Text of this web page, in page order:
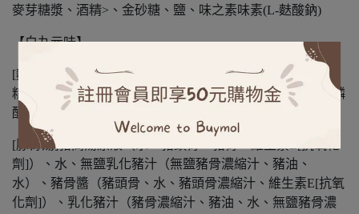
麥芽糖漿、酒精>、金砂糖、鹽、味之素味素(L-麩酸鈉)
【白丸元味】
[麵條]小麥麵粉、水、蛋清蛋白、食鹽、黃梔粉（麥芽糊
精、黃梔子色素）食品添加物：鹼粉（碳酸鉀、碳酸鈉、磷
酸二氫鈉、多磷酸鈉、焦磷酸鈉）
[豚骨湯]豬高湯原液（水、豬頭骨、豬骨、維生素E[抗氧化
劑]）、水、無鹽乳化豬汁（無鹽豬骨濃縮汁、豬油、
水）、豬骨醬（豬頭骨、水、豬頭骨濃縮汁、維生素E[抗氧
化劑]）、乳化豬汁（豬骨濃縮汁、豬油、水、無鹽豬骨濃